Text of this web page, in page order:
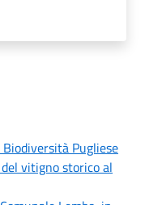
Pugliese
vitigno storico al